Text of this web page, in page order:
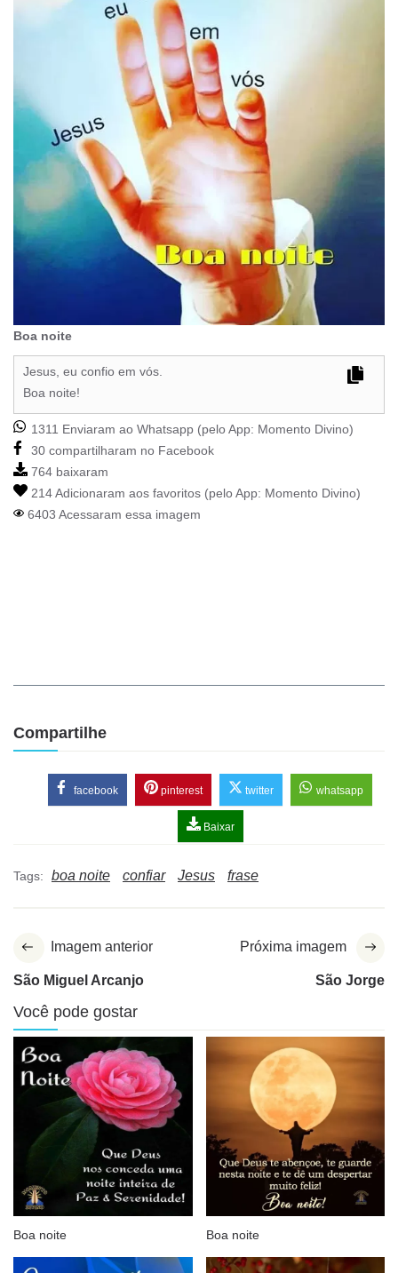
Boa noite
Jesus, eu confio em vós.
Boa noite!
1311 Enviaram ao Whatsapp (pelo App: Momento Divino)
30 compartilharam no Facebook
764 baixaram
214 Adicionaram aos favoritos (pelo App: Momento Divino)
6403 Acessaram essa imagem
Compartilhe
facebook pinterest twitter whatsapp
Baixar
Tags: boa noite confiar Jesus frase
Imagem anterior
São Miguel Arcanjo
Próxima imagem
São Jorge
Você pode gostar
Boa noite Boa noite